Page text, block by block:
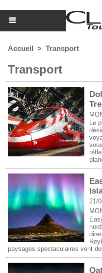
Accueil > Transport
Transport
Le
21/
paysages spectaculaires vont